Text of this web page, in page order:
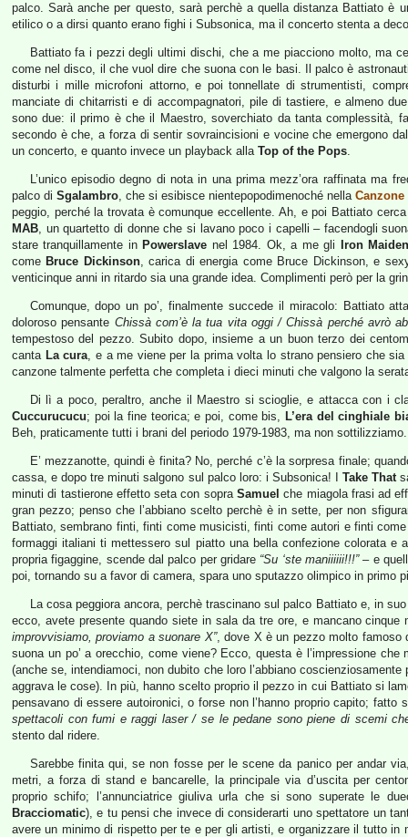
palco. Sarà anche per questo, sarà perchè a quella distanza Battiato è
etilico o a dirsi quanto erano fighi i Subsonica, ma il concerto stenta a
Battiato fa i pezzi degli ultimi dischi, che a me piacciono molto, ma
come nel disco, il che vuol dire che suona con le basi. Il palco è
disturbi i mille microfoni attorno, e poi tonnellate di strumentisti,
manciate di chitarristi e di accompagnatori, pile di tastiere, e almeno
sono due: il primo è che il Maestro, soverchiato da tanta complessità,
secondo è che, a forza di sentir sovraincisioni e vocine che emergono
un concerto, e quanto invece un playback alla Top of the Pops.
L’unico episodio degno di nota in una prima mezz’ora raffinata ma
palco di Sgalambro, che si esibisce nientepopodimenoché nella
peggio, perché la trovata è comunque eccellente. Ah, e poi Battiato
MAB, un quartetto di donne che si lavano poco i capelli – facendogli
stare tranquillamente in Powerslave nel 1984. Ok, a me gli
Iron Maiden
come Bruce Dickinson, carica di energia come Bruce Dickinson, e
venticinque anni in ritardo sia una grande idea. Complimenti però per la
Comunque, dopo un po’, finalmente succede il miracolo: Battiato
doloroso pensante Chissà com’è la tua vita oggi / Chissà perché avrò
tempestoso del pezzo. Subito dopo, insieme a un buon terzo dei
canta La cura, e a me viene per la prima volta lo strano pensiero che
canzone talmente perfetta che completa i dieci minuti che valgono la
Di lì a poco, peraltro, anche il Maestro si scioglie, e attacca con i
Cuccurucucu; poi la fine teorica; e poi, come bis, L’era del cinghiale
Beh, praticamente tutti i brani del periodo 1979-1983, ma non sottilizziamo.
E’ mezzanotte, quindi è finita? No, perché c’è la sorpresa finale;
cassa, e dopo tre minuti salgono sul palco loro: i Subsonica! ITake That
minuti di tastierone effetto seta con sopra Samuel che miagola frasi ad
gran pezzo; penso che l’abbiano scelto perchè è in sette, per non
Battiato, sembrano finti, finti come musicisti, finti come autori e finti
formaggi italiani ti mettessero sul piatto una bella confezione colorata e
propria figaggine, scende dal palco per gridare “Su ‘ste maniiiiii!!!”– e
poi, tornando su a favor di camera, spara uno sputazzo olimpico in primo
La cosa peggiora ancora, perchè trascinano sul palco Battiato e, in suo
ecco, avete presente quando siete in sala da tre ore, e mancano
improvvisiamo, proviamo a suonare X”, dove X è un pezzo molto famoso
suona un po’ a orecchio, come viene? Ecco, questa è l’impressione
(anche se, intendiamoci, non dubito che loro l’abbiano
aggrava le cose). In più, hanno scelto proprio il pezzo in cui Battiato si
pensavano di essere autoironici, o forse non l’hanno proprio capito;
spettacoli con fumi e raggi laser / se le pedane sono piene di scemi
stento dal ridere.
Sarebbe finita qui, se non fosse per le scene da panico per andar
metri, a forza di stand e bancarelle, la principale via d’uscita per
proprio schifo; l’annunciatrice giuliva urla che si sono superate le
Bracciomatic), e tu pensi che invece di considerarti uno spettatore un
avere un minimo di rispetto per te e per gli artisti, e organizzare il tutto